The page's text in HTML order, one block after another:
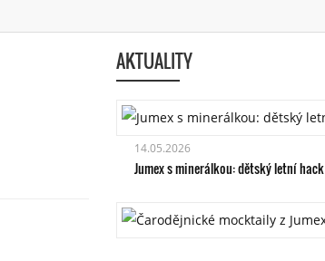
AKTUALITY
14.05.2026
Jumex s minerálkou: dětský letní hack